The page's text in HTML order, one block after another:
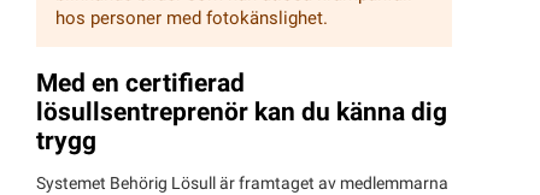
Med en certifierad
lösullsentreprenör kan du känna dig
trygg
Systemet Behörig Lösull är framtaget av medlemmarna
hos personer med fotokänslighet.